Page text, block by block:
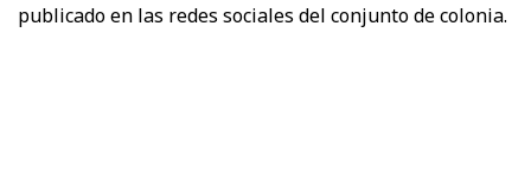
publicado en las redes sociales del conjunto de colonia.